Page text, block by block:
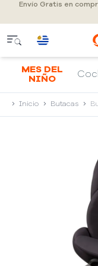
Envío Gratis en
MES DEL
NIÑO
Inicio Butacas